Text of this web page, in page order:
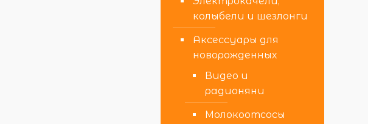
колыбели и шезлонги
Аксессуары для
новорожденных
Видео и
радионяни
Молокоотсосы